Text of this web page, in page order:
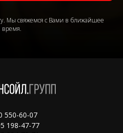
Мы свяжемся с Вами в ближайшее
время.
550-60-07
198-47-77